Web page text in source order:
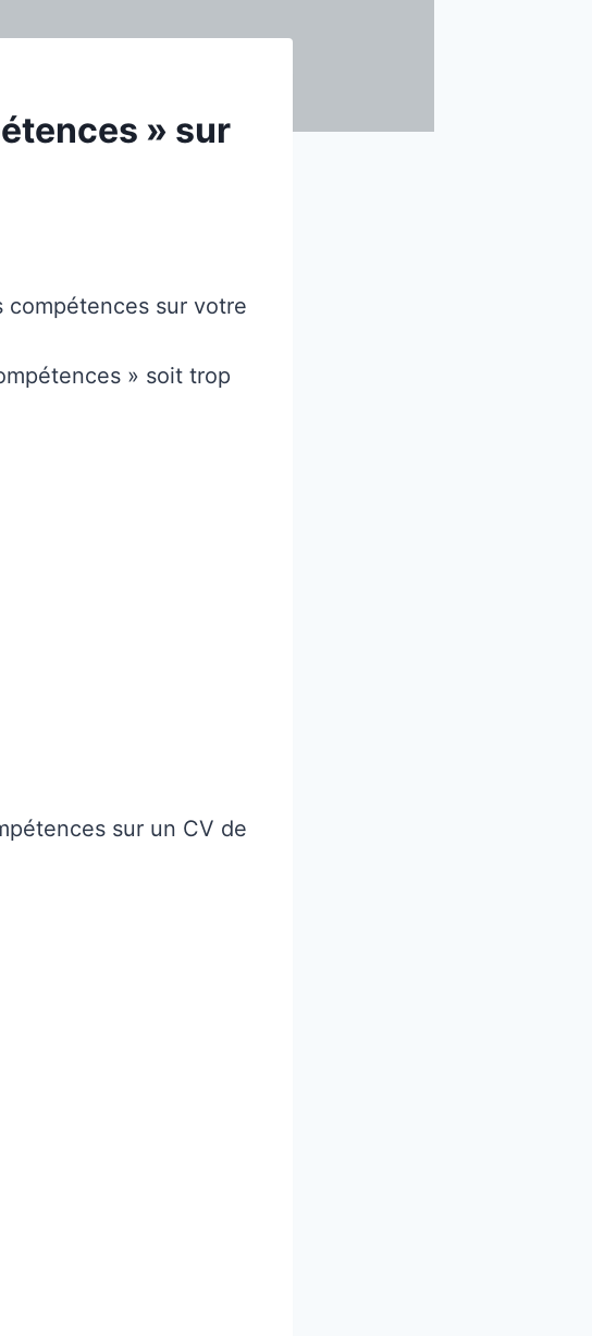
» sur
compétences sur votre
» soit trop
sur un CV de